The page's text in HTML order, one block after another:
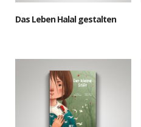
Das Leben Halal gestalten